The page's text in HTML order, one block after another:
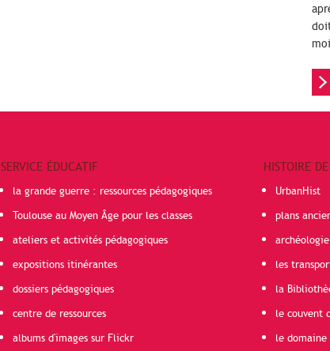
SERVICE ÉDUCATIF
la grande guerre : ressources pédagogiques
Toulouse au Moyen Âge pour les classes
ateliers et activités pédagogiques
expositions itinérantes
dossiers pédagogiques
centre de ressources
albums d'images sur Flickr
HISTOIRE
UrbanHist
plans
les
la
le couvent
le domaine